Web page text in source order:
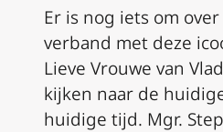
Er is nog iets om
verband met deze
Lieve Vrouwe van
kijken naar de
huidige tijd. Mgr.